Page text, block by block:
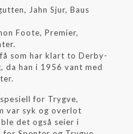
Jahn Sjur, Baus
Foote, Premier,
som har klart to Derby-
da han i 1956 vant med
for Trygve,
var syk og overlot
det også seier i